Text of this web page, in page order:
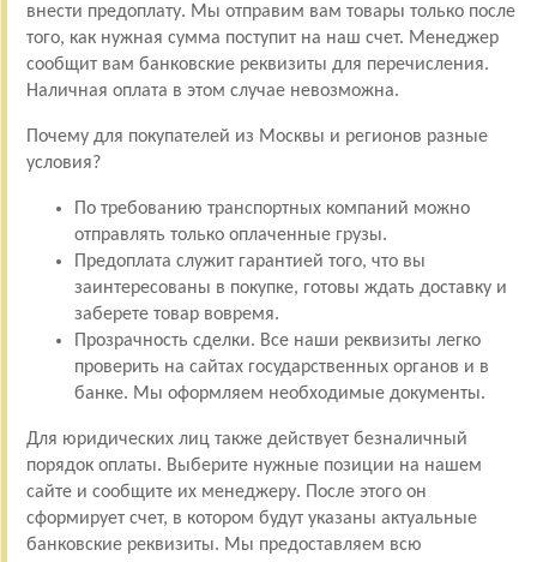
внести предоплату. Мы отправим вам товары только после
того, как нужная сумма поступит на наш счет. Менеджер
сообщит вам банковские реквизиты для перечисления.
Наличная оплата в этом случае невозможна.
Почему для покупателей из Москвы и регионов разные
условия?
По требованию транспортных компаний можно
отправлять только оплаченные грузы.
Предоплата служит гарантией того, что вы
заинтересованы в покупке, готовы ждать доставку и
заберете товар вовремя.
Прозрачность сделки. Все наши реквизиты легко
проверить на сайтах государственных органов и в
банке. Мы оформляем необходимые документы.
Для юридических лиц также действует безналичный
порядок оплаты. Выберите нужные позиции на нашем
сайте и сообщите их менеджеру. После этого он
сформирует счет, в котором будут указаны актуальные
банковские реквизиты. Мы предоставляем всю